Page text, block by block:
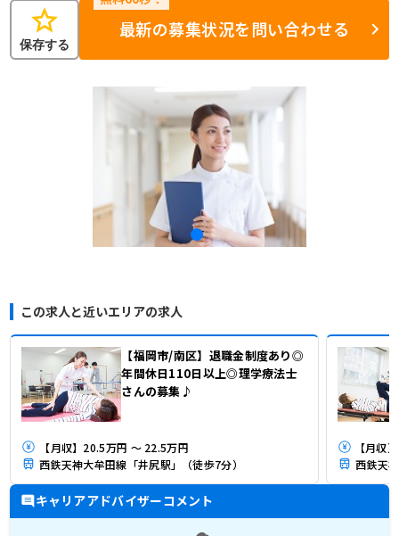
star
保存する
最新の募集状況を問い合わせる
この求人と近いエリアの求人
【福岡市/南区】退職金制度あり◎
年間休日110日以上◎理学療法士
さんの募集♪
【月収】20.5万円 ～ 22.5万円
西鉄天神大牟田線「井尻駅」（徒歩7分）
西鉄天
キャリアアドバイザーコメント